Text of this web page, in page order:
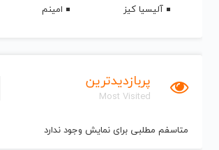
آلیسیا کیز
امینم
پربازدیدترین
Most Visited
متاسفم مطلبی برای نمایش وجود ندارد